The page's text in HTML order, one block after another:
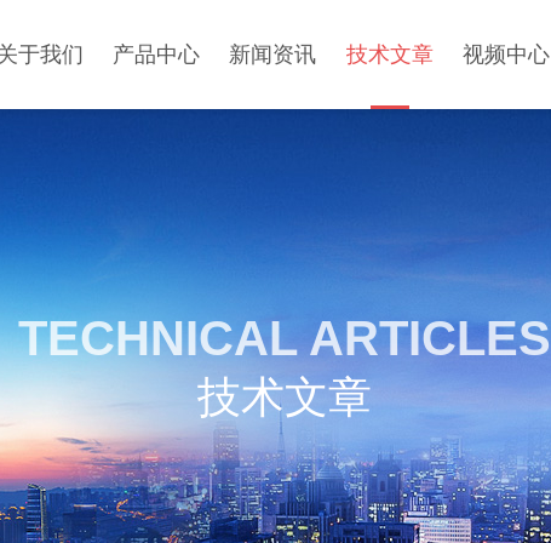
于我们 产品中心 新闻资讯 技术文章 视频中心
TECHNICAL ARTICLES
技术文章